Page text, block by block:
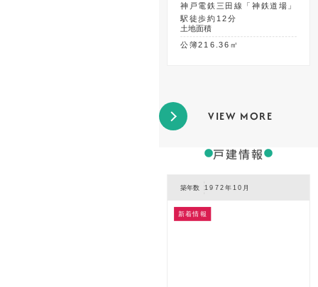
神戸電鉄三田線「神鉄道場」
駅徒歩約12分
土地面積
公簿216.36㎡
VIEW MORE
戸建情報
築年数 1972年10月
新着情報